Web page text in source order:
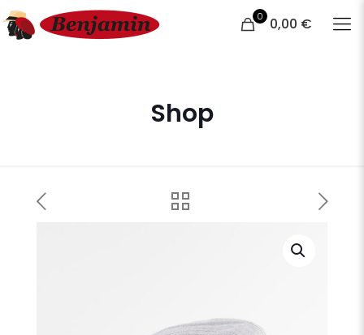
0 0,00 €
Shop